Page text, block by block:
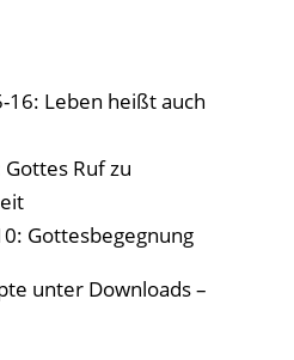
16: Leben heißt auch
Ruf zu
Gottesbegegnung
unter Downloads –